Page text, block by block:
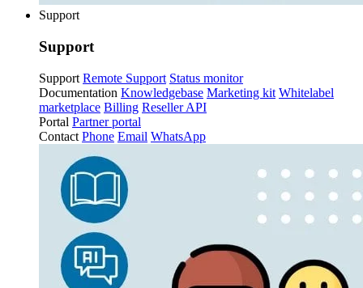
Support
Support
Support Remote Support Status monitor
Documentation Knowledgebase Marketing kit Whitelabel
marketplace Billing Reseller API
Portal Partner portal
Contact Phone Email WhatsApp